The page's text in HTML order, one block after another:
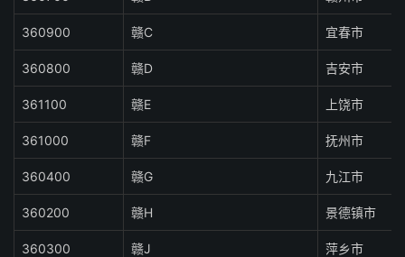
360900 赣C 宜春市
360800 赣D 吉安市
361100 赣E 上饶市
361000 赣F 抚州市
360400 赣G 九江市
360200 赣H 景德镇市
360300 赣J 萍乡市